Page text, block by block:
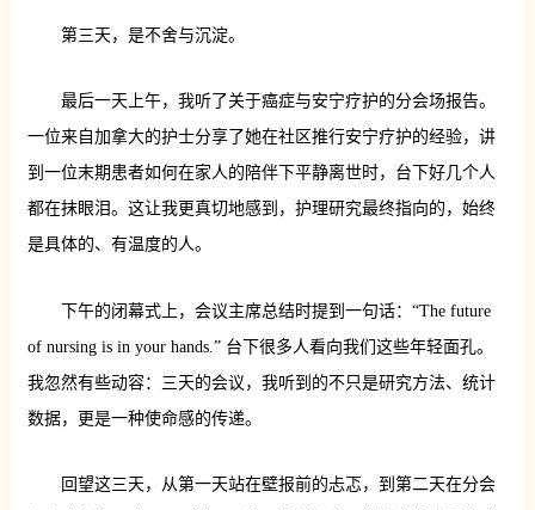
第三天，是不舍与沉淀。
最后一天上午，我听了关于癌症与安宁疗护的分会场报告。
一位来自加拿大的护士分享了她在社区推行安宁疗护的经验，讲
到一位末期患者如何在家人的陪伴下平静离世时，台下好几个人
都在抹眼泪。这让我更真切地感到，护理研究最终指向的，始终
是具体的、有温度的人。
下午的闭幕式上，会议主席总结时提到一句话：“The future
of nursing is in your hands.” 台下很多人看向我们这些年轻面孔。
我忽然有些动容：三天的会议，我听到的不只是研究方法、统计
数据，更是一种使命感的传递。
回望这三天，从第一天站在壁报前的忐忑，到第二天在分会